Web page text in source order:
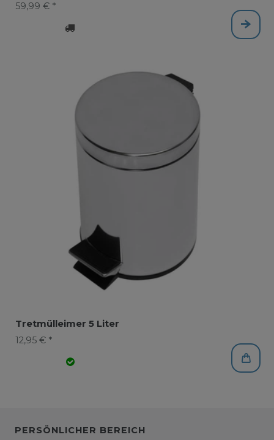
59,99 € *
Tretmülleimer 5 Liter
12,95 € *
PERSÖNLICHER BEREICH